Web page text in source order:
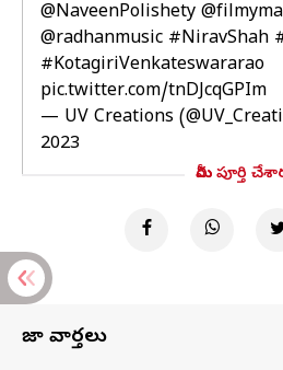
@NaveenPolishety
@radhanmusic #NiravShah
#KotagiriVenkateswararao
pic.twitter.com/tnDJcqGPIm
— UV Creations
2023
మీరు పూర్తి
తాజా వార్తలు